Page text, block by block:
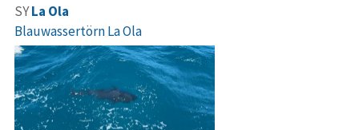
SYLa Ola
Blauwassertörn La Ola